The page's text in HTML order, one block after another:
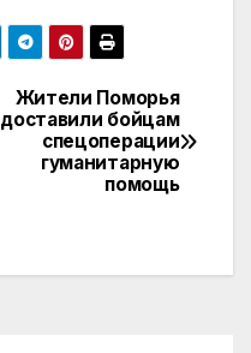
el
e
gr
a
ail
.R
u
o
p
y
Li
n
Жители Поморья
доставили бойцам
спецоперации
гуманитарную
помощь